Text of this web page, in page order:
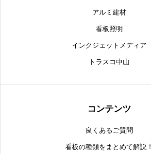
アルミ建材
看板照明
インクジェットメディア
トラスコ中山
コンテンツ
良くあるご質問
看板の種類をまとめて解説！